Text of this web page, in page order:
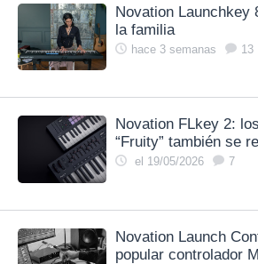
Novation Launchkey
la familia
hace 3 semanas 13
Novation FLkey 2:
“Fruity” también se
el 19/05/2026 7
Novation Launch
popular controlador